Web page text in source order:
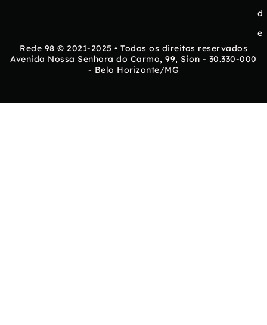
d
e
Rede 98 © 2021-2025 • Todos os direitos reservados
Avenida Nossa Senhora do Carmo, 99, Sion - 30.330-000
- Belo Horizonte/MG